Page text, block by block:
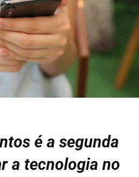
é a segunda
a tecnologia no